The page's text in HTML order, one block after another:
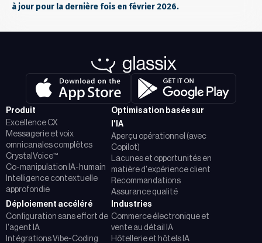
à jour pour la dernière fois en février 2026.
Produit
Excellence CX
Messagerie et voix
omnicanales complètes
CrystalVoice™
Co-manipulation IA-humain
Intelligence contextuelle
approfondie
Optimisation basée sur
l'IA
Aperçu opérationnel (avec
Copilot)
Lacunes et opportunités en
matière d'expérience client
Recommandations
Assurance qualité
Déploiement accéléré
Configuration sans effort de
l'agent IA
Intégrations Vibe-Coding
Industries
Commerce électronique et
vente au détail IA
Hôtellerie et hôtels IA